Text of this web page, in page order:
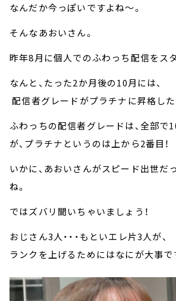
なんだか今っぽいですよね～。
そんなあおいさん。
昨年8月に個人でのふわっち配信をス
なんと、たった2か月後の10月には、
配信者グレードがプラチナに昇格した
ふわっちの配信者グレードは、全部で
が、プラチナというのは上から2番目！
いかに、あおいさんがスピード出世だ
ね。
ではズバリ聞いちゃいましょう！
おじさん3人・・・もといエレ片3人が、
ランクを上げるためにはなにが大事です